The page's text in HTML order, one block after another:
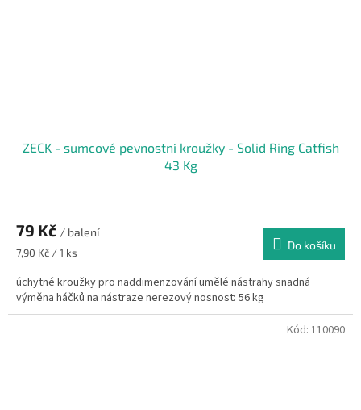
ZECK - sumcové pevnostní kroužky - Solid Ring Catfish
43 Kg
79 Kč / balení
Měrná
7,90 Kč / 1 ks
Do košíku
úchytné kroužky pro naddimenzování umělé nástrahy snadná
výměna háčků na nástraze nerezový nosnost: 56 kg
Kód: 110090